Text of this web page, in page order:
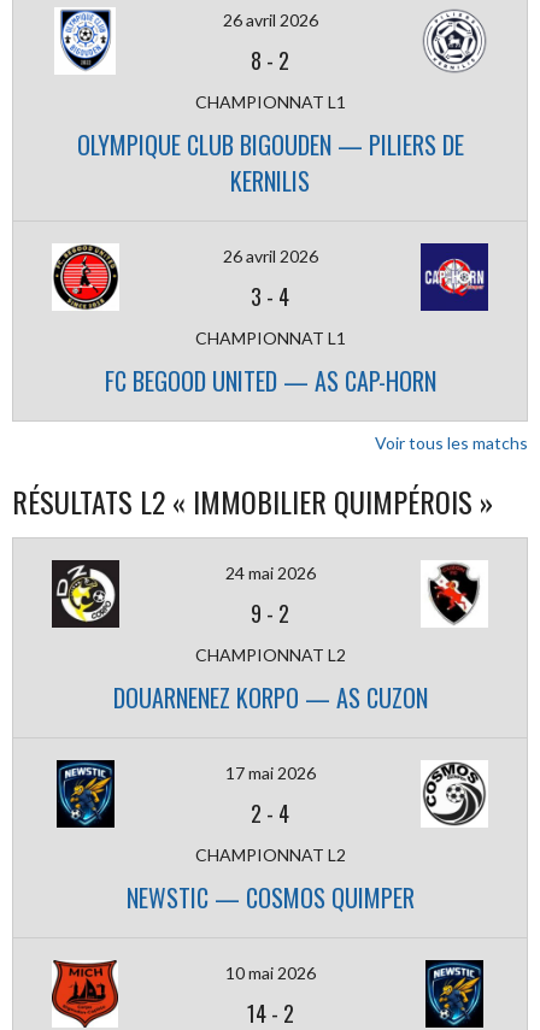
26 avril 2026
8 - 2
CHAMPIONNAT L1
OLYMPIQUE CLUB BIGOUDEN — PILIERS DE
KERNILIS
26 avril 2026
3 - 4
CHAMPIONNAT L1
FC BEGOOD UNITED — AS CAP-HORN
Voir tous les matchs
RÉSULTATS L2 « IMMOBILIER QUIMPÉROIS »
24 mai 2026
9 - 2
CHAMPIONNAT L2
DOUARNENEZ KORPO — AS CUZON
17 mai 2026
2 - 4
CHAMPIONNAT L2
NEWSTIC — COSMOS QUIMPER
10 mai 2026
14- 2